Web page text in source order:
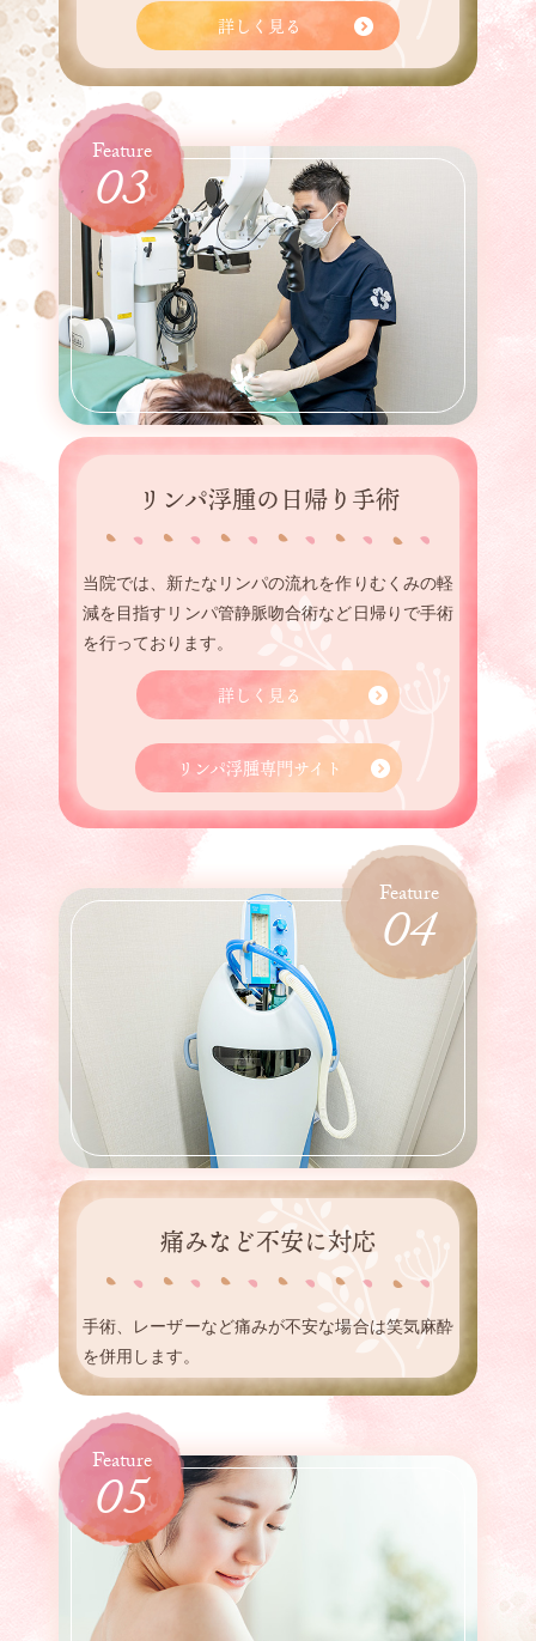
詳しく見る
03
リンパ浮腫の日帰り手術
当院では、新たなリンパの流れを作りむくみの軽
減を目指すリンパ管静脈吻合術など日帰りで手術
を行っております。
詳しく見る
リンパ浮腫専門サイト
04
痛みなど不安に対応
手術、レーザーなど痛みが不安な場合は笑気麻酔
を併用します。
05